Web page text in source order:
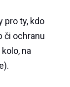
pro ty, kdo
či ochranu
na